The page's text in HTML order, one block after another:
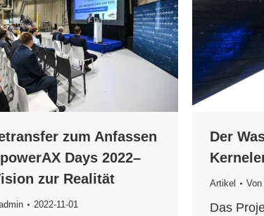
zum Anfassen
Days 2022–
zur Realität
2022-11-01
Der
Artikel Von
Das